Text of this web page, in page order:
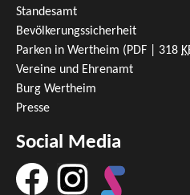
Standesamt
Bevölkerungssicherheit
Parken in Wertheim (PDF | 318
Vereine und Ehrenamt
Burg Wertheim
Presse
Social Media